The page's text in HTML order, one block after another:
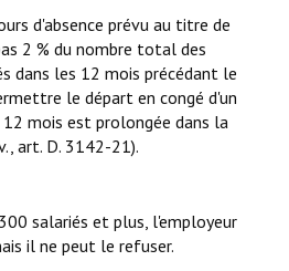
d'absence prévu au titre de
2 % du nombre total des
dans les 12 mois précédant le
le départ en congé d'un
mois est prolongée dans la
art. D. 3142-21).
salariés et plus, l'employeur
il ne peut le refuser.